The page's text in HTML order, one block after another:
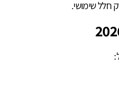
חלל שימושי.